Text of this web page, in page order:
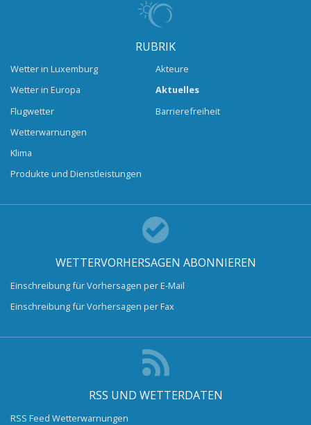
RUBRIK
Wetter in Luxemburg
Wetter in Europa
Flugwetter
Wetterwarnungen
Klima
Produkte und Dienstleistungen
Akteure
Aktuelles
Barrierefreiheit
WETTERVORHERSAGEN ABONNIEREN
Einschreibung für Vorhersagen per E-Mail
Einschreibung für Vorhersagen per Fax
RSS UND WETTERDATEN
RSS Feed Wetterwarnungen